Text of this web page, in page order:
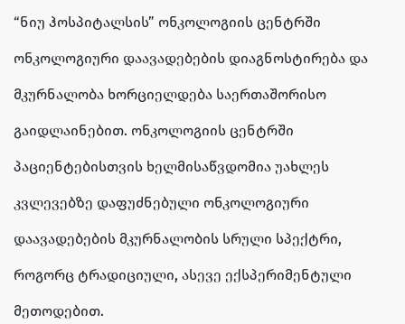
“ნიუ ჰოსპიტალსის” ონკოლოგიის ცენტრში
ონკოლოგიური დაავადებების დიაგნოსტირება და
მკურნალობა ხორციელდება საერთაშორისო
გაიდლაინებით. ონკოლოგიის ცენტრში
პაციენტებისთვის ხელმისაწვდომია უახლეს
კვლევებზე დაფუძნებული ონკოლოგიური
დაავადებების მკურნალობის სრული სპექტრი,
როგორც ტრადიციული, ასევე ექსპერიმენტული
მეთოდებით.